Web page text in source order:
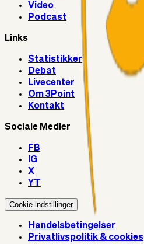
Video
Podcast
Links
Statistikker
Debat
Livecenter
Om 3Point
Kontakt
Sociale Medier
FB
IG
X
YT
Cookie indstillinger
Handelsbetingelser
Privatlivspolitik & cookies